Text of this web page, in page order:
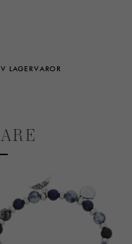
LAGERVAROR